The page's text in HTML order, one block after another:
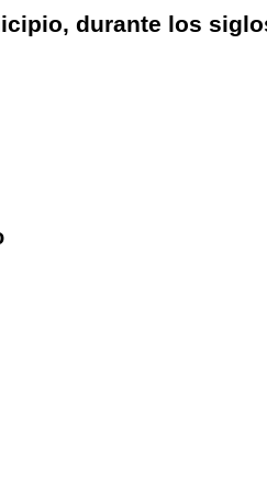
durante los